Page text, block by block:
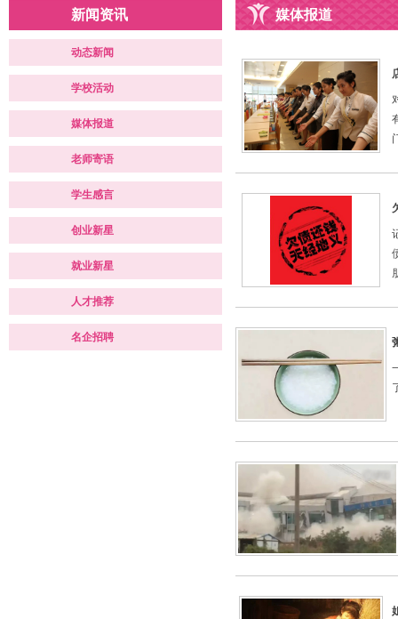
新闻资讯
动态新闻
学校活动
媒体报道
老师寄语
学生感言
创业新星
就业新星
人才推荐
名企招聘
媒体报道